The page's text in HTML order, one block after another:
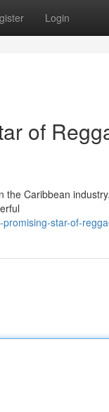
Login
of
Caribbean
star-of-